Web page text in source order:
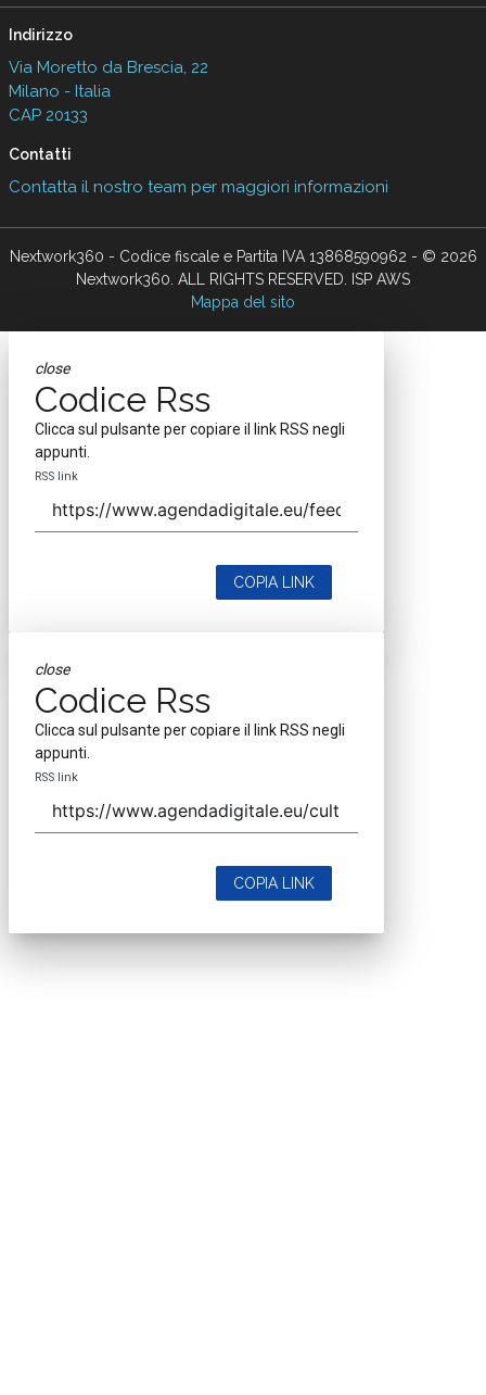
Indirizzo
Via Moretto da Brescia, 22
Milano - Italia
CAP 20133
Contatti
Contatta il nostro team per maggiori informazioni
Nextwork360 - Codice fiscale e Partita IVA 13868590962 - © 2026
Nextwork360. ALL RIGHTS RESERVED. ISP AWS
Mappa del sito
close
Codice Rss
Clicca sul pulsante per copiare il link RSS negli
appunti.
RSS link
COPIA LINK
close
Codice Rss
Clicca sul pulsante per copiare il link RSS negli
appunti.
RSS link
COPIA LINK